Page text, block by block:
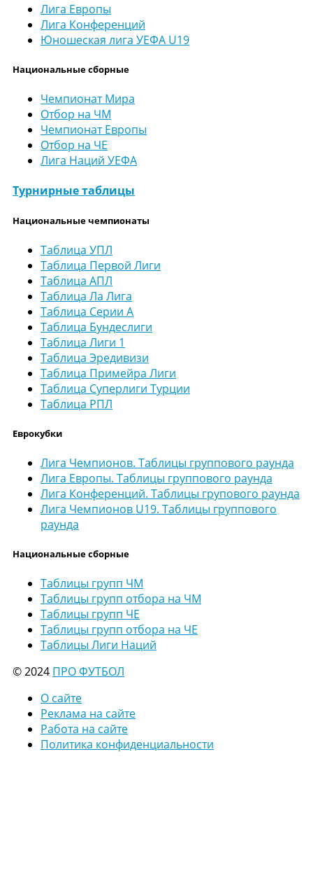
Лига Европы
Лига Конференций
Юношеская лига УЕФА U19
Национальные сборные
Чемпионат Мира
Отбор на ЧМ
Чемпионат Европы
Отбор на ЧЕ
Лига Наций УЕФА
Турнирные таблицы
Национальные чемпионаты
Таблица УПЛ
Таблица Первой Лиги
Таблица АПЛ
Таблица Ла Лига
Таблица Серии А
Таблица Бундеслиги
Таблица Лиги 1
Таблица Эредивизи
Таблица Примейра Лиги
Таблица Суперлиги Турции
Таблица РПЛ
Еврокубки
Лига Чемпионов. Таблицы группового раунда
Лига Европы. Таблицы группового раунда
Лига Конференций. Таблицы групового раунда
Лига Чемпионов U19. Таблицы группового
раунда
Национальные сборные
Таблицы групп ЧМ
Таблицы групп отбора на ЧМ
Таблицы групп ЧЕ
Таблицы групп отбора на ЧЕ
Таблицы Лиги Наций
© 2024 ПРО ФУТБОЛ
О сайте
Реклама на сайте
Работа на сайте
Политика конфиденциальности